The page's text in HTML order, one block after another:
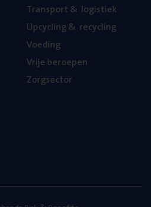
Trans­port& logistiek
Upcy­cling& recycling
Voe­ding
Vrije beroe­pen
Zorg­sec­tor